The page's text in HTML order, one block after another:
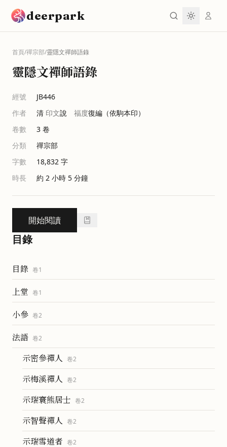
deerpark
首頁/禪宗部/靈隱文禪師語錄
靈隱文禪師語錄
經號
JB446
作者
清 印文說 福度復編（依駒本印）
卷數
3 卷
分類
禪宗部
字數
18,832 字
時長
約 2 小時 5 分鐘
開始閱讀
目錄
目錄 卷1
上堂 卷1
小參 卷2
法語 卷2
示密參禪人 卷2
示梅溪禪人 卷2
示瑞寰熊居士 卷2
示智聲禪人 卷2
示瑞雪道者 卷2